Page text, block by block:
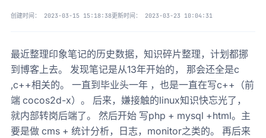
创建时间： 2023-03-15 15:18:38更新时间： 2023-03-23 10:04:31
最近整理印象笔记的历史数据，知识碎片整理，计划都挪
到博客上去。 发现笔记是从13年开始的， 那会还全是c
,c++相关的。 一直到毕业头一年 ，也是一直在写c++（前
端 cocos2d-x）。 后来，嫌接触的linux知识快忘光了，
就内部转岗后端了。 然后开始 写php + mysql +html。主
要是做 cms + 统计分析，日志，monitor之类的。 再后来